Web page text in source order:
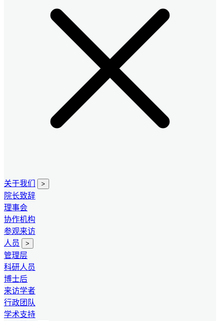
关于我们 >
院长致辞
理事会
协作机构
参观来访
人员
>
管理层
科研人员
博士后
来访学者
行政团队
学术支持